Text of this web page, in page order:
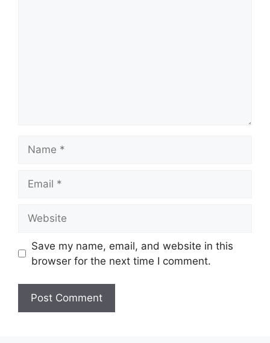
Save my name, email, and website in this
browser for the next time I comment.